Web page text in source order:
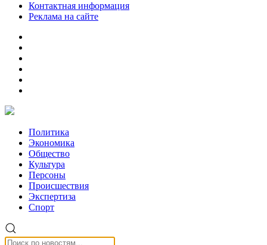
Контактная информация
Реклама на сайте
Политика
Экономика
Общество
Культура
Персоны
Происшествия
Экспертиза
Спорт